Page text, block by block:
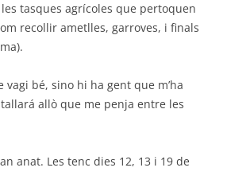
tasques agrícoles que pertoquen
recollir ametlles, garroves, i finals
vagi bé, sino hi ha gent que m’ha
allò que me penja entre les
anat. Les tenc dies 12, 13 i 19 de